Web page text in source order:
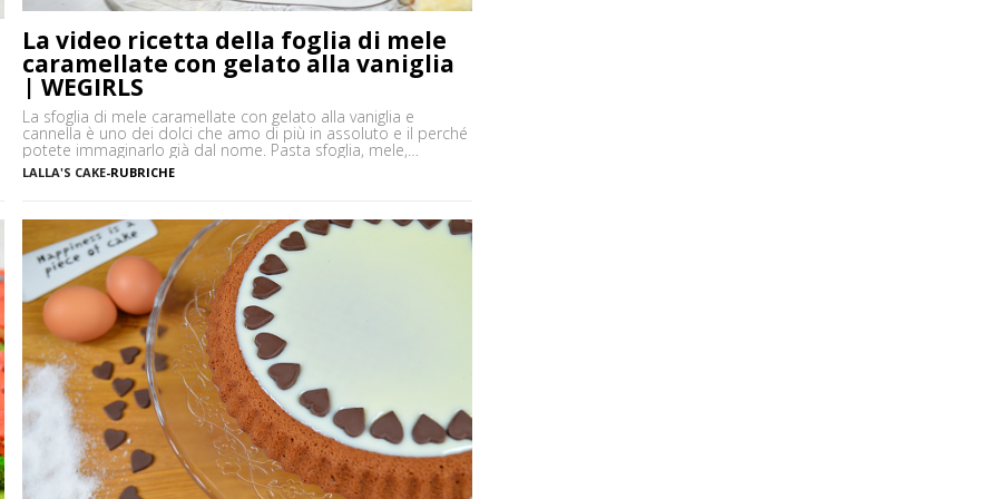
La video ricetta della foglia di mele
caramellate con gelato alla vaniglia
| WEGIRLS
La sfoglia di mele caramellate con gelato alla vaniglia e
cannella è uno dei dolci che amo di più in assoluto e il perché
potete immaginarlo già dal nome. Pasta sfoglia, mele,
cannella, e gelato alla vaniglia, sono gli ingredienti che danno a
questo dolce un gusto assolutamente delicato ma al tempo
LALLA'S CAKE-RUBRICHE